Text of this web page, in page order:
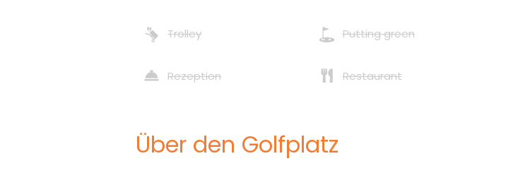
Trolley Putting green
Rezeption Restaurant
Über den Golfplatz